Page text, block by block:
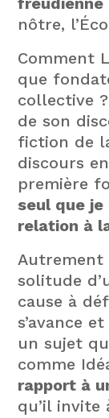
nôtre,
Comment
que
collective
de son
fiction de
discours
première
seul que je
relation à
Autrement
solitude
cause à
s’avance
un sujet
comme
rapport à
qu’il invite